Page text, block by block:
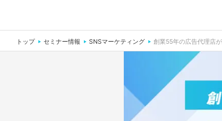
トップ セミナー情報 SNSマーケティング 創業55年の広告代理店